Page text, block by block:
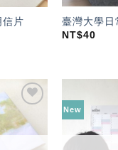
信片
臺灣大學日
NT$40
加入
「願
望輕
單」
New